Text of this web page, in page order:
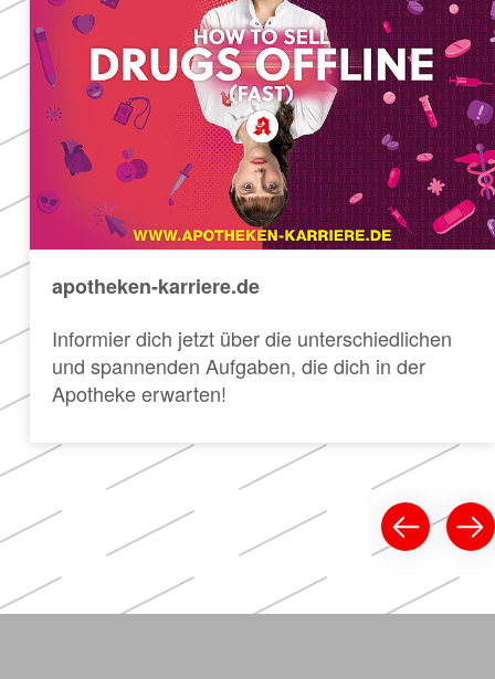
apotheken-karriere.de
Informier dich jetzt über die unterschiedlichen
und spannenden Aufgaben, die dich in der
Apotheke erwarten!